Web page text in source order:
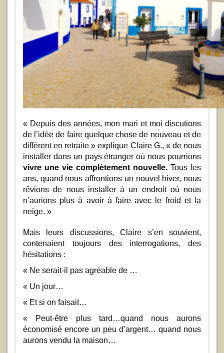
« Depuis des années, mon mari et moi discutions
de l’idée de faire quelque chose de nouveau et de
différent en retraite » explique Claire G., « de nous
installer dans un pays étranger où nous pourrions
vivre une vie complètement nouvelle. Tous les
ans, quand nous affrontions un nouvel hiver, nous
rêvions de nous installer à un endroit où nous
n’aurions plus à avoir à faire avec le froid et la
neige. »
Mais leurs discussions, Claire s’en souvient,
contenaient toujours des interrogations, des
hésitations :
« Ne serait-il pas agréable de …
« Un jour…
« Et si on faisait…
« Peut-être plus tard…quand nous aurons
économisé encore un peu d’argent… quand nous
aurons vendu la maison…